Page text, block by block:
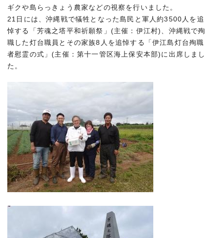
ギクや島らっきょう農家などの視察を行いました。
21日には、沖縄戦で犠牲となった島民と軍人約3500人を追
悼する「芳魂之塔平和祈願祭」(主催：伊江村)、沖縄戦で殉
職した灯台職員とその家族8人を追悼する「伊江島灯台殉職
者慰霊の式」(主催：第十一管区海上保安本部)に出席しまし
た。